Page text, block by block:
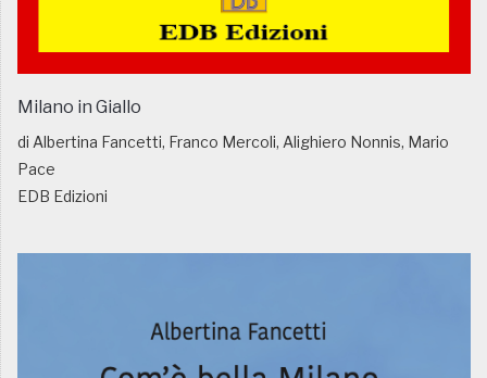
Milano in Giallo
di Albertina Fancetti, Franco Mercoli, Alighiero Nonnis, Mario
Pace
EDB Edizioni